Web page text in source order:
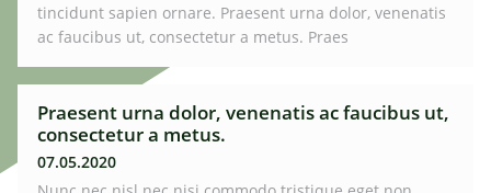
tincidunt sapien ornare. Praesent urna dolor, venenatis
ac faucibus ut, consectetur a metus. Praes
Praesent urna dolor, venenatis ac faucibus ut,
consectetur a metus.
07.05.2020